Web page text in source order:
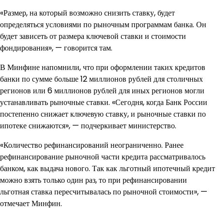
«Размер, на который возможно снизить ставку, будет
определяться условиями по рыночным программам банка. Он
будет зависеть от размера ключевой ставки и стоимости
фондирования», — говорится там.
В Минфине напомнили, что при оформлении таких кредитов
банки по сумме больше 12 миллионов рублей для столичных
регионов или 6 миллионов рублей для иных регионов могли
устанавливать рыночные ставки. «Сегодня, когда Банк России
постепенно снижает ключевую ставку, и рыночные ставки по
ипотеке снижаются», — подчеркивает министерство.
«Количество рефинансирований неограниченно. Ранее
рефинансирование рыночной части кредита рассматривалось
банком, как выдача нового. Так как льготный ипотечный кредит
можно взять только один раз, то при рефинансировании
льготная ставка пересчитывалась по рыночной стоимости», —
отмечает Минфин.